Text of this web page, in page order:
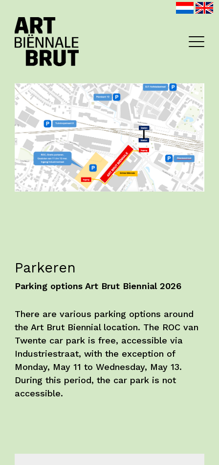
Home
Exposanten
2026
Archief
Doe mee
Bezoekers
Parking
Over ons
Art Brut
Nieuws
ANBI
Contact
Parkeren
Parking options Art Brut Biennial 2026
There are various parking options around
the Art Brut Biennial location. The ROC van
Twente car park is free, accessible via
Industriestraat, with the exception of
Monday, May 11 to Wednesday, May 13.
During this period, the car park is not
accessible.